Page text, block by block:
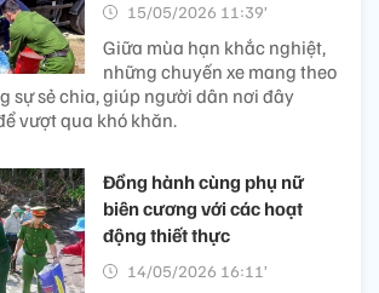
15/05/2026 11:39’
Giữa mùa hạn khắc nghiệt,
những chuyến xe mang theo
sự sẻ chia, giúp người dân nơi đây
vượt qua khó khăn.
Đồng hành cùng phụ nữ
biên cương với các hoạt
động thiết thực
14/05/2026 16:11’